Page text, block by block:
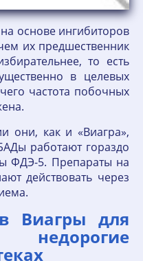
основе ингибиторов
их предшественник
то есть
в целевых
частота побочных
они, как и «Виагра»,
работают гораздо
ФДЭ-5. Препараты на
действовать через
Виагры для